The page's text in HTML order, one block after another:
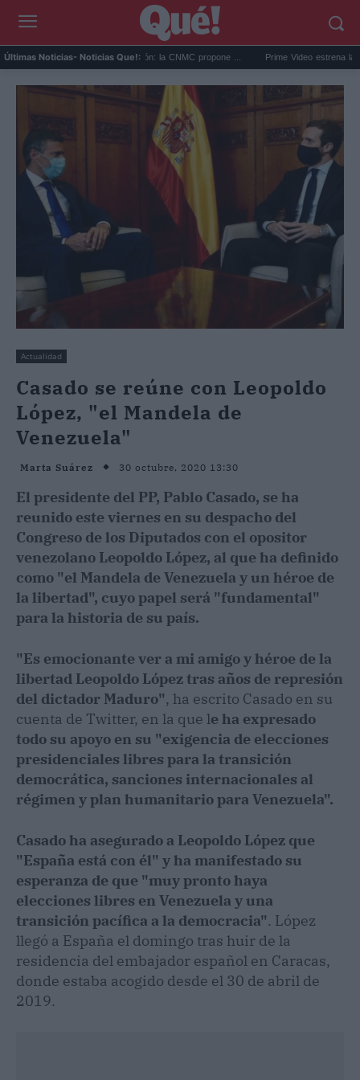
Últimas Noticias- Noticias Que!:
factura luz por el apagón: la CNMC propone ... Prime Video estrena la
Actualidad
Casado se reúne con Leopoldo
López, "el Mandela de
Venezuela"
Marta Suárez 30 octubre, 2020 13:30
El presidente del PP, Pablo Casado, se ha
reunido este viernes en su despacho del
Congreso de los Diputados con el opositor
venezolano Leopoldo López, al que ha definido
como "el Mandela de Venezuela y un héroe de
la libertad", cuyo papel será "fundamental"
para la historia de su país.
"Es emocionante ver a mi amigo y héroe de la
libertad Leopoldo López tras años de represión
del dictador Maduro", ha escrito Casado en su
cuenta de Twitter, en la que le ha expresado
todo su apoyo en su "exigencia de elecciones
presidenciales libres para la transición
democrática, sanciones internacionales al
régimen y plan humanitario para Venezuela".
Casado ha asegurado a Leopoldo López que
"España está con él" y ha manifestado su
esperanza de que "muy pronto haya
elecciones libres en Venezuela y una
transición pacífica a la democracia". López
llegó a España el domingo tras huir de la
residencia del embajador español en Caracas,
donde estaba acogido desde el 30 de abril de
2019.